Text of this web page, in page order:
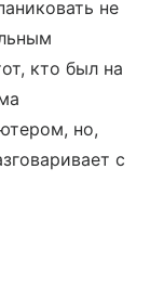
не
кто был на
но,
с